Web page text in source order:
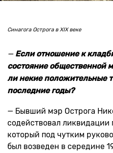
Синагога Острога в XIX веке
—Если отношение к
состояние общественной
ли некие положительные
последние годы?
— Бывший мэр Острога
содействовал ликвидации
который под чутким
был возведен в середине